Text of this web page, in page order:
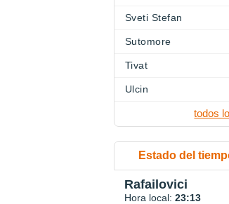
Sveti Stefan
Sutomore
Tivat
Ulcin
todos
Estado del
Rafailovici
Hora local: 23:13